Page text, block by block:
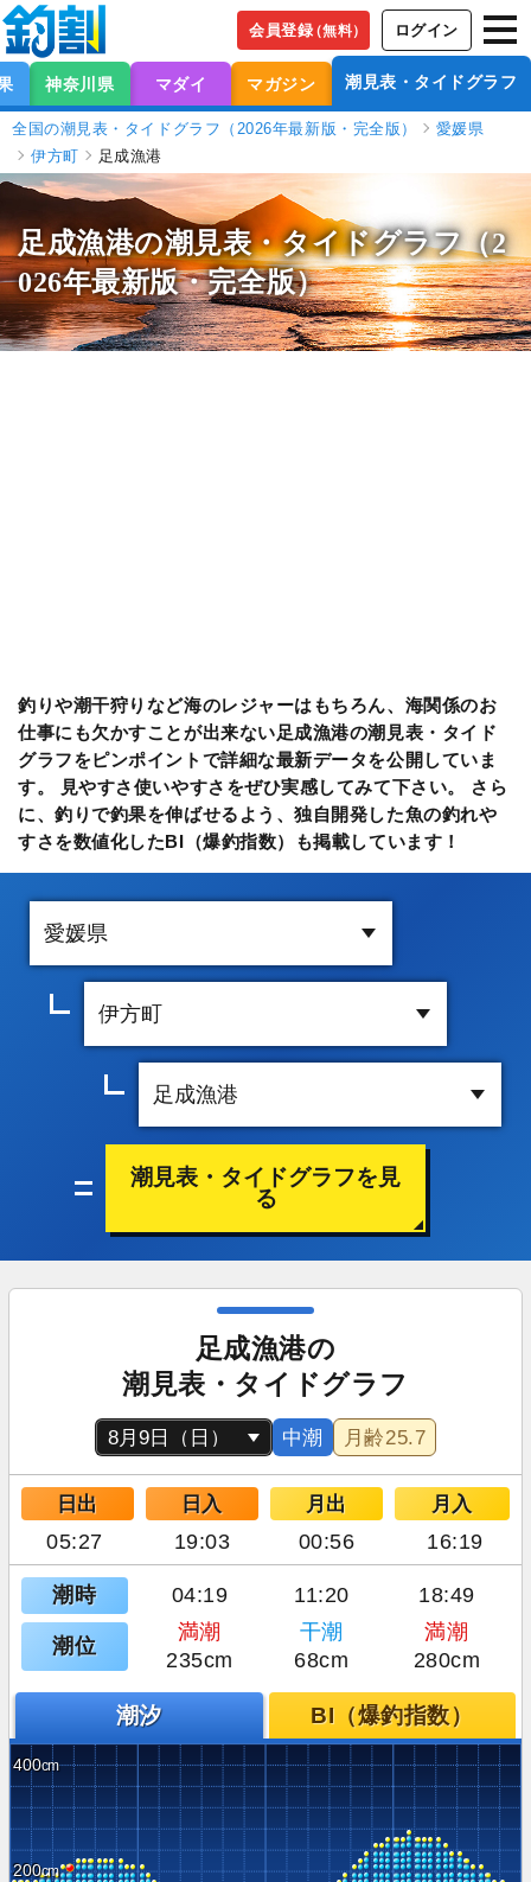
会員登録（無料） ログイン
神奈川県 マダイ マガジン 潮見表・タイドグラフ
全国の潮見表・タイドグラフ（2026年最新版・完全版）
愛媛県
伊方町
足成漁港
足成漁港の潮見表・タイドグラフ（2
026年最新版・完全版）
釣りや潮干狩りなど海のレジャーはもちろん、海関係のお
仕事にも欠かすことが出来ない足成漁港の潮見表・タイド
グラフをピンポイントで詳細な最新データを公開していま
す。 見やすさ使いやすさをぜひ実感してみて下さい。 さら
に、釣りで釣果を伸ばせるよう、独自開発した魚の釣れや
すさを数値化したBI（爆釣指数）も掲載しています！
潮見表・タイドグラフを見
る
足成漁港の
潮見表・タイドグラフ
中潮 月齢25.7
日出 日入 月出 月入
05:27 19:03 00:56 16:19
潮時 04:19 11:20 18:49
潮位
満潮 干潮
満潮
235cm
68cm 280cm
潮汐 BI（爆釣指数）
400
200